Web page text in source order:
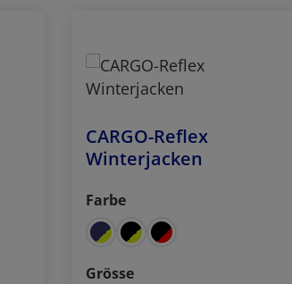
CARGO-Reflex
Winterjacken
Farbe
auswählen
Grösseauswählen